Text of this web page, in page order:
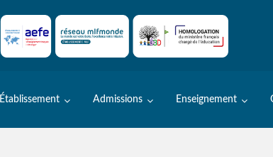
Établissement Admissions Enseignement